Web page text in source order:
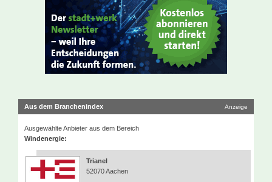
Aus dem Branchenindex Anzeige
Ausgewählte Anbieter aus dem Bereich
Windenergie:
Trianel
52070 Aachen